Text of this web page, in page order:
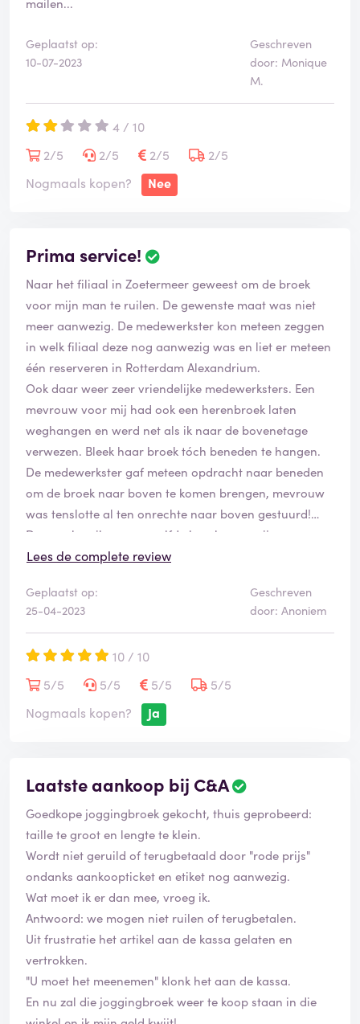
Geplaatst op:
10-07-2023
Geschreven
door: Monique
M.
4 / 10
2/5
2/5 2/5
2/5
Nogmaals kopen?
Nee
Prima service!
Naar het filiaal in Zoetermeer geweest om de broek
voor mijn man te ruilen. De gewenste maat was niet
meer aanwezig. De medewerkster kon meteen zeggen
in welk filiaal deze nog aanwezig was en liet er meteen
één reserveren in Rotterdam Alexandrium.
Ook daar weer zeer vriendelijke medewerksters. Een
mevrouw voor mij had ook een herenbroek laten
weghangen en werd net als ik naar de bovenetage
verwezen. Bleek haar broek tóch beneden te hangen.
De medewerkster gaf meteen opdracht naar beneden
om de broek naar boven te komen brengen, mevrouw
was tenslotte al ten onrechte naar boven gestuurd!
Daarna ben ik nog eenzelfde broek voor mijn man
wezen halen bij C&A Koperwiek (mijn man heeft een
personeel.
Chapeau!
Lees de complete review
Geplaatst op:
25-04-2023
Geschreven
door: Anoniem
10 / 10
5/5
5/5 5/5
5/5
Nogmaals kopen?
Ja
Laatste aankoop bij C&A
Goedkope joggingbroek gekocht, thuis geprobeerd:
taille te groot en lengte te klein.
Wordt niet geruild of terugbetaald door "rode prijs"
ondanks aankoopticket en etiket nog aanwezig.
Wat moet ik er dan mee, vroeg ik.
Antwoord: we mogen niet ruilen of terugbetalen.
Uit frustratie het artikel aan de kassa gelaten en
vertrokken.
"U moet het meenemen" klonk het aan de kassa.
En nu zal die joggingbroek weer te koop staan in die